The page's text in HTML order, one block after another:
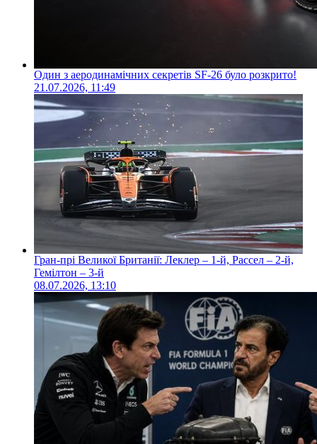
Один з аеродинамічних секретів SF-26 було розкрито!
21.07.2026, 11:49
Гран-прі Великої Британії: Леклер – 1-й, Рассел – 2-й,
Гемілтон – 3-й
08.07.2026, 13:10